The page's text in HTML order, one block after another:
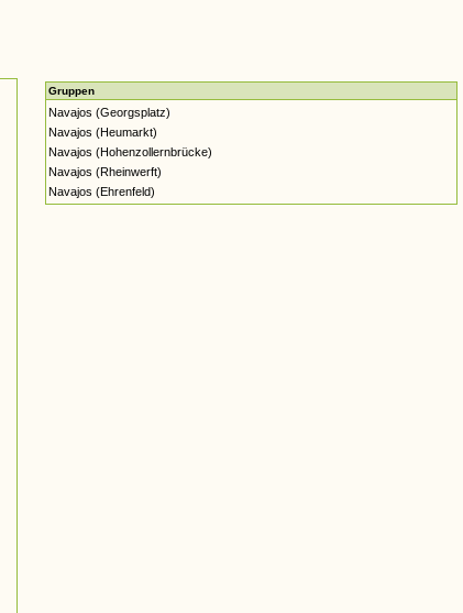
Gruppen
Navajos (Georgsplatz)
Navajos (Heumarkt)
Navajos (Hohenzollernbrücke)
Navajos (Rheinwerft)
Navajos (Ehrenfeld)